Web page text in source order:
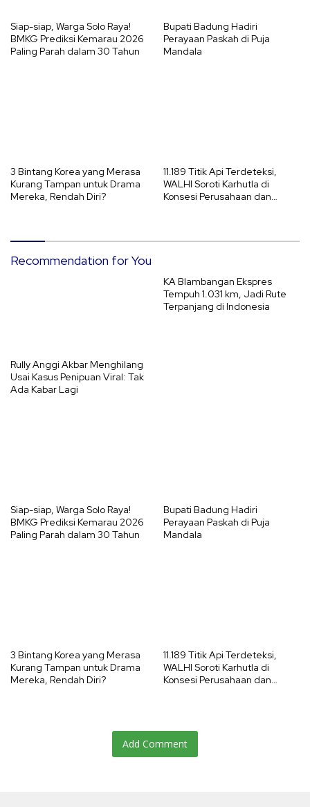
Siap-siap, Warga Solo Raya!
BMKG Prediksi Kemarau 2026
Paling Parah dalam 30 Tahun
Bupati Badung Hadiri
Perayaan Paskah di Puja
Mandala
3 Bintang Korea yang Merasa
Kurang Tampan untuk Drama
Mereka, Rendah Diri?
11.189 Titik Api Terdeteksi,
WALHI Soroti Karhutla di
Konsesi Perusahaan dan
Recommendation for You
Rully Anggi Akbar Menghilang
Usai Kasus Penipuan Viral: Tak
Ada Kabar Lagi
KA Blambangan Ekspres
Tempuh 1.031 km, Jadi Rute
Terpanjang di Indonesia
Siap-siap, Warga Solo Raya!
BMKG Prediksi Kemarau 2026
Paling Parah dalam 30 Tahun
Bupati Badung Hadiri
Perayaan Paskah di Puja
Mandala
3 Bintang Korea yang Merasa
Kurang Tampan untuk Drama
Mereka, Rendah Diri?
11.189 Titik Api Terdeteksi,
WALHI Soroti Karhutla di
Konsesi Perusahaan dan
Add Comment